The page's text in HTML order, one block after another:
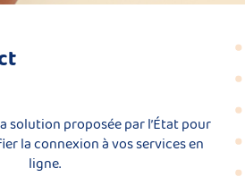
solution proposée par l’État pour
la connexion à vos services en
ligne.